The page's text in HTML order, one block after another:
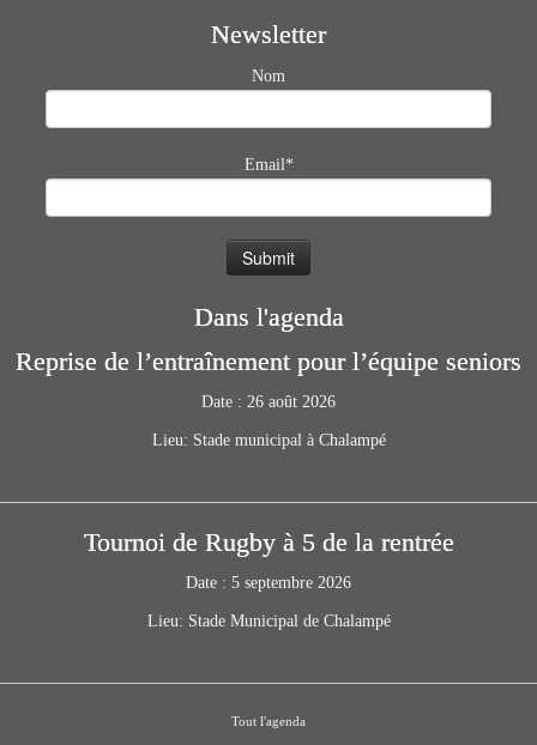
Newsletter
Nom
Email*
Dans l'agenda
Reprise de l’entraînement pour l’équipe seniors
Date : 26 août 2026
Lieu: Stade municipal à Chalampé
Tournoi de Rugby à 5 de la rentrée
Date : 5 septembre 2026
Lieu: Stade Municipal de Chalampé
Tout l'agenda